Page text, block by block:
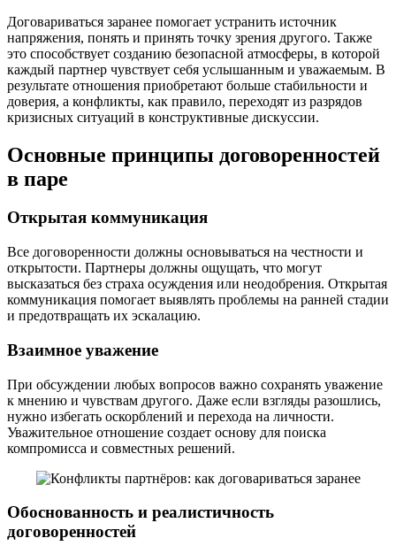
Договариваться заранее помогает устранить источник
напряжения, понять и принять точку зрения другого. Также
это способствует созданию безопасной атмосферы, в которой
каждый партнер чувствует себя услышанным и уважаемым. В
результате отношения приобретают больше стабильности и
доверия, а конфликты, как правило, переходят из разрядов
кризисных ситуаций в конструктивные дискуссии.
Основные принципы договоренностей
в паре
Открытая коммуникация
Все договоренности должны основываться на честности и
открытости. Партнеры должны ощущать, что могут
высказаться без страха осуждения или неодобрения. Открытая
коммуникация помогает выявлять проблемы на ранней стадии
и предотвращать их эскалацию.
Взаимное уважение
При обсуждении любых вопросов важно сохранять уважение
к мнению и чувствам другого. Даже если взгляды разошлись,
нужно избегать оскорблений и перехода на личности.
Уважительное отношение создает основу для поиска
компромисса и совместных решений.
Обоснованность и реалистичность
договоренностей